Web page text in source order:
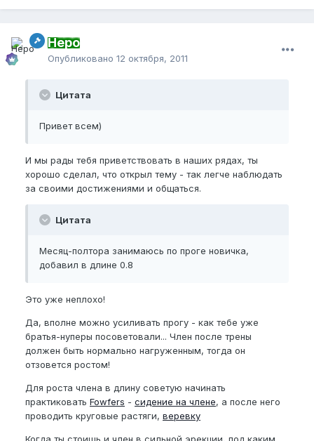
Неро
Опубликовано 12 октября, 2011
Цитата
Привет всем)
И мы рады тебя приветствовать в наших рядах, ты
хорошо сделал, что открыл тему - так легче наблюдать
за своими достижениями и общаться.
Цитата
Месяц-полтора занимаюсь по проге новичка,
добавил в длине 0.8
Это уже неплохо!
Да, вполне можно усиливать прогу - как тебе уже
братья-нуперы посоветовали... Член после трены
должен быть нормально нагруженным, тогда он
отзовется ростом!
Для роста члена в длину советую начинать
практиковать Fowfers - сидение на члене, а после него
проводить круговые растяги, веревку